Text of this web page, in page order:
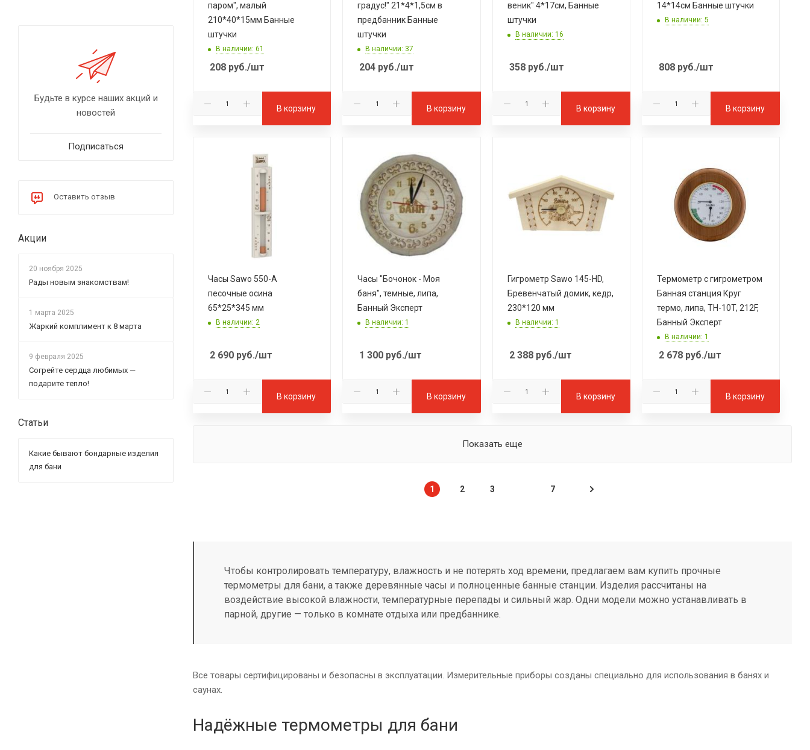
паром", малый
210*40*15мм Банные
штучки
В наличии: 61
208 руб./шт
В корзину
градус!" 21*4*1,5см в
предбанник Банные
штучки
В наличии: 37
204 руб./шт
В корзину
веник" 4*17см, Банные
штучки
В наличии: 16
358руб./шт
В корзину
14*14см Банные штучки
В наличии: 5
808руб./шт
В корзину
Часы Sawo 550-A
песочные осина
65*25*345 мм
В наличии: 2
2 690 руб./шт
В корзину
Часы "Бочонок - Моя
баня", темные, липа,
Банный Эксперт
В наличии: 1
1 300 руб./шт
В корзину
Гигрометр Sawo 145-НD,
Бревенчатый домик, кедр,
230*120 мм
В наличии: 1
2 388руб./шт
В корзину
Термометр с гигрометром
Банная станция Круг
термо, липа, TH-10T, 212F,
Банный Эксперт
В наличии: 1
2 678руб./шт
В корзину
Показать еще
1 2 3 7
Чтобы контролировать температуру, влажность и не потерять ход времени, предлагаем вам купить прочные
термометры для бани, а также деревянные часы и полноценные банные станции. Изделия рассчитаны на
воздействие высокой влажности, температурные перепады и сильный жар. Одни модели можно устанавливать в
парной, другие — только в комнате отдыха или предбаннике.
Все товары сертифицированы и безопасны в эксплуатации. Измерительные приборы созданы специально для использования в банях и
саунах.
Надёжные термометры для бани
Будьте в курсе наших акций и
новостей
Подписаться
Оставить отзыв
Акции
20 ноября 2025
Рады новым знакомствам!
1 марта 2025
Жаркий комплимент к 8 марта
9 февраля 2025
Согрейте сердца любимых —
подарите тепло!
Статьи
Какие бывают бондарные изделия
для бани